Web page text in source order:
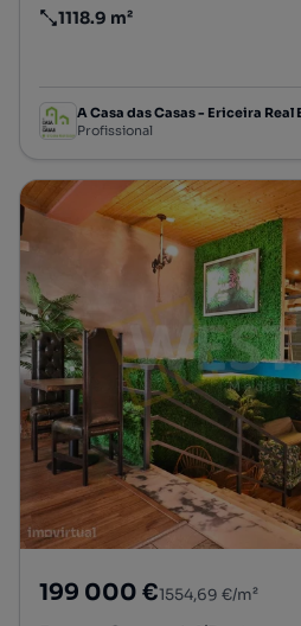
Preço por metro quadrado
1118.9 m²
A Casa das Casas - Ericeira Real
Profissional
199 000 €1554,69 €/m²